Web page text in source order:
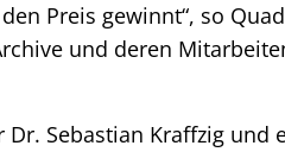
Preis gewinnt“, so
und deren
Sebastian Kraffzig und